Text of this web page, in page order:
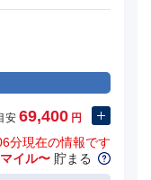
安 69,400 円
分現在の情報です
イル〜 貯まる